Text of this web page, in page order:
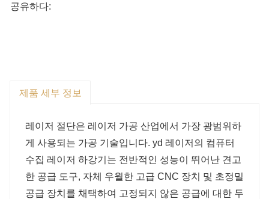
공유하다:
제품 세부 정보
레이저 절단은 레이저 가공 산업에서 가장 광범위하
게 사용되는 가공 기술입니다. yd 레이저의 컴퓨터
수집 레이저 하강기는 전반적인 성능이 뛰어난 견고
한 공급 도구, 자체 우월한 고급 CNC 장치 및 초정밀
공급 장치를 채택하여 고정되지 않은 공급에 대한 두